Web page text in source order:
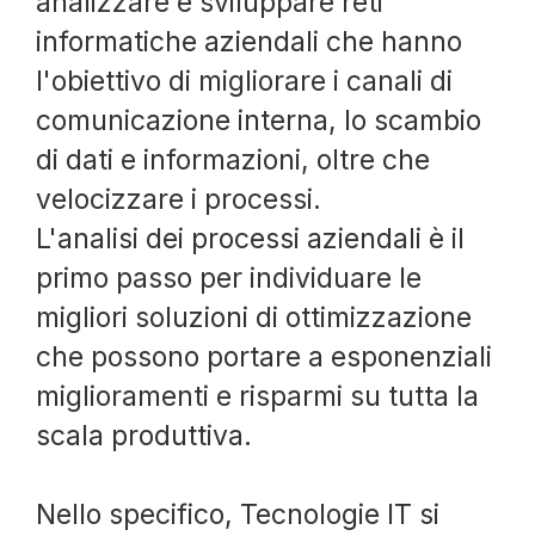
informatiche aziendali che hanno
l'obiettivo di migliorare i canali di
comunicazione interna, lo scambio
di dati e informazioni, oltre che
velocizzare i processi.
L'analisi dei processi aziendali è il
primo passo per individuare le
migliori soluzioni di ottimizzazione
che possono portare a esponenziali
miglioramenti e risparmi su tutta la
scala produttiva.
Nello specifico, Tecnologie IT si